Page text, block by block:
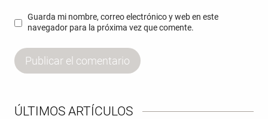
Guarda mi nombre, correo electrónico y web en este
navegador para la próxima vez que comente.
ÚLTIMOS ARTÍCULOS